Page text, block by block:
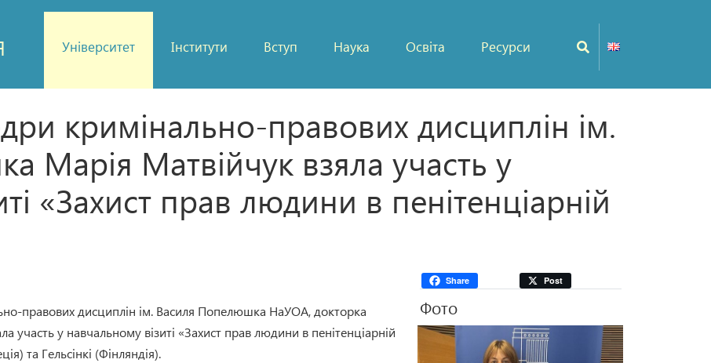
Університет Інститути Вступ Наука Освіта Ресурси
кримінально-правових дисциплін ім.
Марія Матвійчук взяла участь у
«Захист прав людини в пенітенціарній
правових дисциплін ім. Василя Попелюшка НаУОА, докторка
участь у навчальному візиті «Захист прав людини в пенітенціарній
та Гельсінкі (Фінляндія).
Share Post
Фото